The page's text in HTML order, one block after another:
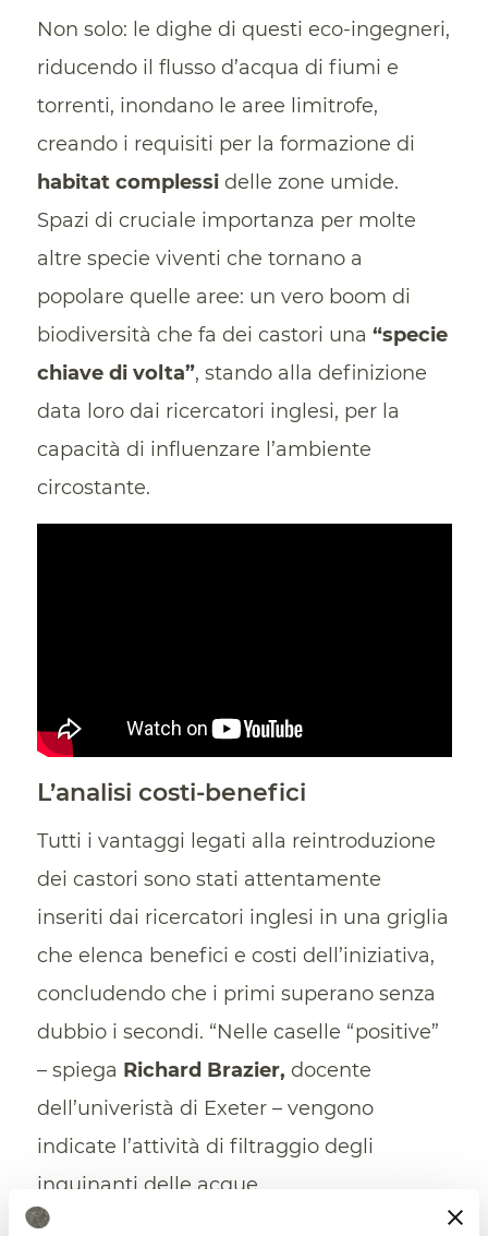
Non solo: le dighe di questi eco-ingegneri,
riducendo il flusso d’acqua di fiumi e
torrenti, inondano le aree limitrofe,
creando i requisiti per la formazione di
habitat complessidelle zone umide.
Spazi di cruciale importanza per molte
altre specie viventi che tornano a
popolare quelle aree: un vero boom di
biodiversità che fa dei castori una “specie
chiave di volta”, stando alla definizione
data loro dai ricercatori inglesi, per la
capacità di influenzare l’ambiente
circostante.
L’analisi costi-benefici
Tutti i vantaggi legati alla reintroduzione
dei castori sono stati attentamente
inseriti dai ricercatori inglesi in una griglia
che elenca benefici e costi dell’iniziativa,
concludendo che i primi superano senza
dubbio i secondi. “Nelle caselle “positive”
– spiega Richard Brazier, docente
dell’univeristà di Exeter – vengono
indicate l’attività di filtraggio degli
inquinanti delle acque,
l’immagazzinamento di acqua dolce nelle